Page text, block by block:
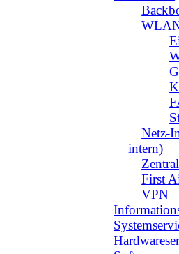
Netz-
intern)
First
VPN